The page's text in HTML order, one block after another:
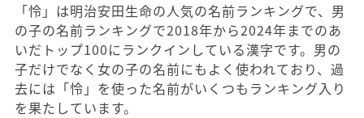
「怜」は明治安田生命の人気の名前ランキングで、男
の子の名前ランキングで2018年から2024年までのあ
いだトップ100にランクインしている漢字です。男の
子だけでなく女の子の名前にもよく使われており、過
去には「怜」を使った名前がいくつもランキング入り
を果たしています。